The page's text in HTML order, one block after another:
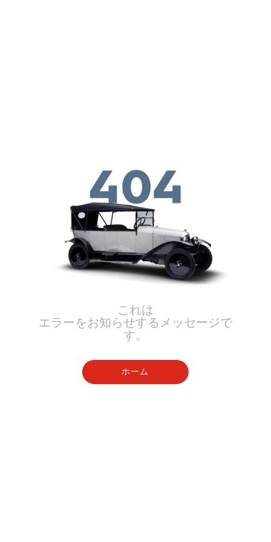
これは
エラーをお知らせするメッセージで
す。
ホーム